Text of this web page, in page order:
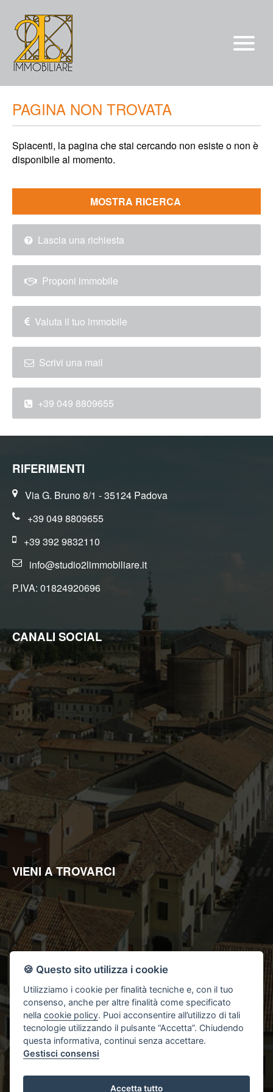
Affitti
chi siamo
Contatti
PAGINA NON TROVATA
Spiacenti, la pagina che stai cercando non esiste o non è
disponibile al momento.
Lascia una richiesta
Proponi immobile
Valuta il tuo immobile
Scrivi una mail
+39 049 8809655
RIFERIMENTI
Via G. Bruno 8/1 - 35124 Padova
+39 049 8809655
+39 392 9832110
info@studio2limmobiliare.it
P.IVA: 01824920696
CANALI SOCIAL
VIENI A TROVARCI
🍪 Questo sito utilizza i cookie
Utilizziamo i cookie per finalità tecniche e, con il tuo
consenso, anche per altre finalità come specificato
nellacookie policy. Puoi acconsentire all’utilizzo di tali
tecnologie utilizzando il pulsante “Accetta”. Chiudendo
questa informativa, continui senza accettare.
Gestisci consensi
Accetta tutto